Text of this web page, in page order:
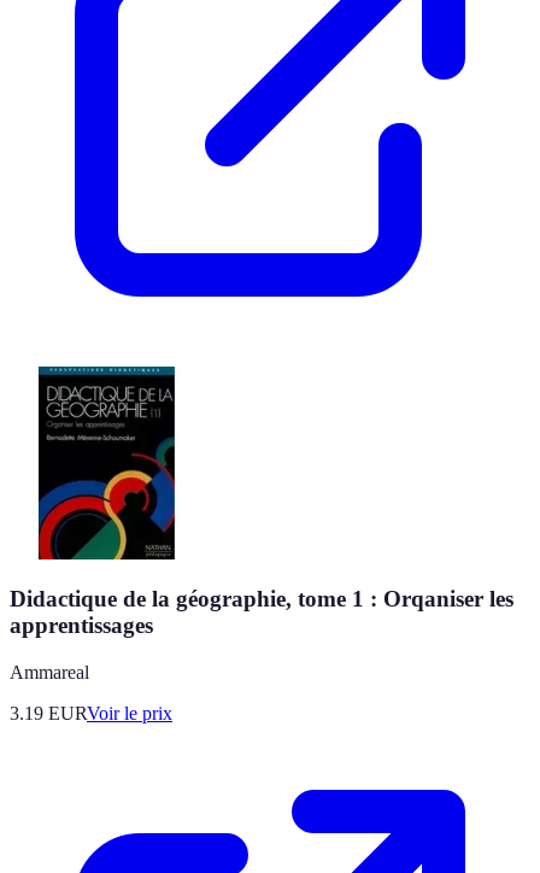
Didactique de la géographie, tome 1 : Orqaniser les
apprentissages
Ammareal
3.19 EURVoir le prix